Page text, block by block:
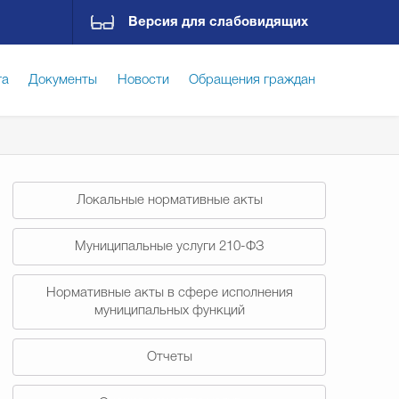
Версия для слабовидящих
Документы Новости Обращения граждан
комиссия Гостям Городского округа
Государственные организации информируют
Локальные нормативные акты
Муниципальные услуги 210-ФЗ
Нормативные акты в сфере исполнения
муниципальных функций
Отчеты